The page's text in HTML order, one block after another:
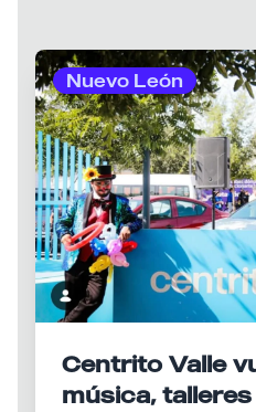
Nuevo León
Centrito Valle
música,